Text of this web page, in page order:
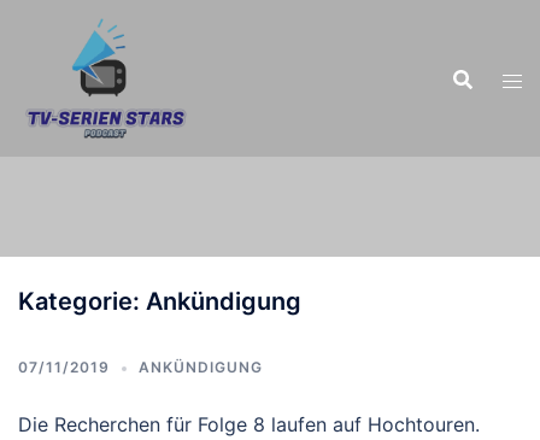
springen
Kategorie: Ankündigung
07/11/2019 ANKÜNDIGUNG
Die Recherchen für Folge 8 laufen auf Hochtouren.